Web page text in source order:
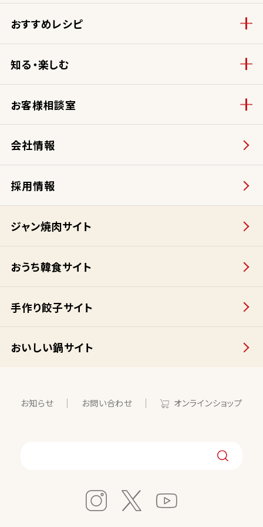
おすすめレシピ
知る・楽しむ
お客様相談室
会社情報
採用情報
ジャン焼肉サイト
おうち韓食サイト
手作り餃子サイト
おいしい鍋サイト
お知らせ お問い合わせ オンラインショップ